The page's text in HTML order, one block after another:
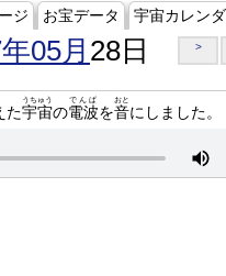
ジ お宝データ 宇宙カレン
05月 28日 >
た宇宙
うちゅう
の電波
でんぱ
を音
おと
にしました。